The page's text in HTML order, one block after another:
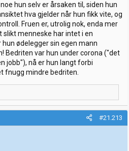
hun selv er årsaken til, siden hun
hva gjelder når hun fikk vite, og
Fruen er, utrolig nok, enda mer
slikt menneske har intet i en
ødelegger sin egen mann
Bedriten var hun under corona ("det
jobb"), nå er hun langt forbi
fnugg mindre bedriten.
#21.213